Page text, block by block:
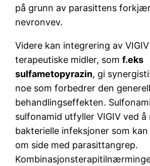
på grunn av parasittens
nevronvev.
Videre kan integrering av
terapeutiske midler, somf.eks
sulfametopyrazin, gi
noe som forbedrer den
behandlingseffekten.
sulfonamid utfyller VIGIV ved
bakterielle infeksjoner som
om side med parasittangrep.